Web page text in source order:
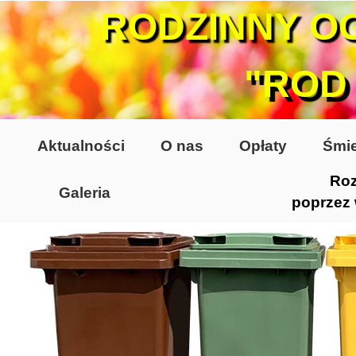
poprzez
Galeria
Lata 70-te, lata 80-te
Altany lata 70-te, 80-te
Dzień Działkowca 2005
Aktualności O nas Opłaty
RODZINNY